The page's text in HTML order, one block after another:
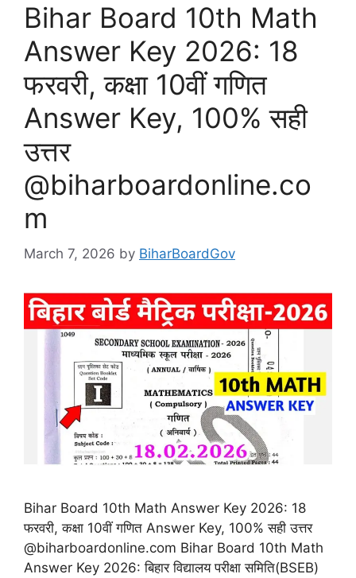
Bihar Board 10th Math
Answer Key 2026: 18
फरवरी, कक्षा 10वीं गणित
Answer Key, 100% सही
उत्तर
@biharboardonline.co
m
March 7, 2026 by BiharBoardGov
Bihar Board 10th Math Answer Key 2026: 18
फरवरी, कक्षा 10वीं गणित Answer Key, 100% सही उत्तर
@biharboardonline.com Bihar Board 10th Math
Answer Key 2026: बिहार विद्यालय परीक्षा समिति(BSEB)